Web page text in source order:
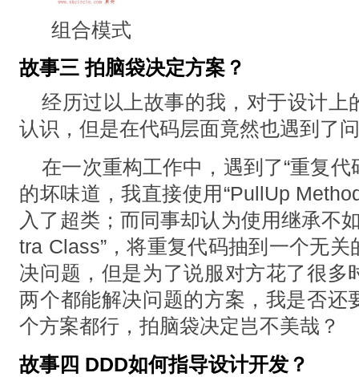
组合模式
故事三 拍脑袋决定方案？
经历过以上故事的我，对于设计上
认识，但是在代码层面竟然也遇到了
在⼀次重构⼯作中，遇到了“重复
的坏味道，我直接使⽤“PullUp
⼊了超类；⽽同事却认为使⽤继承不
tra Class”，将重复代码抽到⼀个⽆
决问题，但是为了说服对⽅花了很多
两个都能解决问题的⽅案，我是否还
个⽅案都⾏，拍脑袋决定岂不美哉？
故事四 DDD如何指导设计开发？